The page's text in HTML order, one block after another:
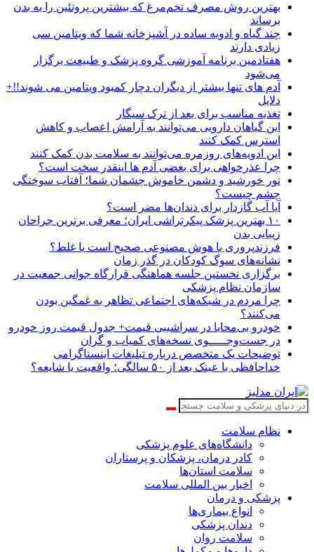
بهترین روش مصرف تخم‌مرغ که بیشترین پروتئین را به بدن
برساند
چند گیاه و ادویه ساده در آشپزخانه شما که ویتامین سی
زیادی دارند
هفتادمین برنامه آموزشی گروه پزشک و طبیعت برگزار
می‌شود
آدم های تنها بیشتر از دیگران دچار کمبود ویتامین می شوند!!+
دلایل
تغذیه مناسب برای بعد از ترک سیگار
این گیاهان دارویی می‌توانند به آرامش اعصاب و کاهش
استرس کمک کنند
این ادویه‌های روزمره می‌توانند به سلامت بدن کمک کنند
چرا عذرخواهی برای بعضی آدم ها اینقدر سخت است؟
نور خورشید و دشمن خاموش چشمان شما؛ آفتاب سوختگی
چشم چیست؟
آیا آب گازدار برای دندان‌ها مضر است؟
۱۰ بهترین پزشک پیکرتراشی ایران؛ معرفی برترین جراحان
زیبایی بدن
فرزندپروری با هوش مصنوعی صحیح است یا غلط؟
نشانه‌های سوگ کودکان در گذر زمان
برگزاری نخستین جلسه هماهنگی قرارگاه جوانی جمعیت در
سازمان نظام پزشکی
چرا مردم در شبکه‌های اجتماعی تظاهر به غمگین بودن
می‌کنند؟
خودرو بی‌محابا در سراشیبی قیمت+ جدول قیمت روز خودرو
در جست‌وجـــــوی نسخه‌های کمیاب و گران
توضیحات یک متخصص درباره تبلیغات اینستاگرامی
خداحافظی با عینک بعد از ۵۰ سالگی؛ واقعیت یا شایعه؟
نظام سلامت
دانشگاه‌های علوم پزشکی
کادر درمان، پزشکان و پرستاران
سلامت استان‌ها
اخبار بین المللی سلامت
پزشکی و درمان
انواع بیماری‌ها
دندان پزشکی
سلامت روان